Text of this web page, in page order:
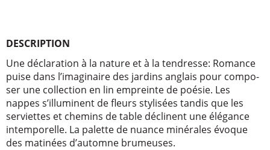
DESCRIPTION
Une décla­ra­tion à la nature et à la tendresse: Romance
puise dans l’ima­gi­naire des jardins anglais pour compo­
ser une collec­tion en lin empreinte de poésie. Les
nappes s’illu­minent de fleurs styli­sées tandis que les
serviettes et chemins de table déclinent une élégance
intem­po­relle. La palette de nuance miné­rales évoque
des mati­nées d’au­tomne brumeuses.